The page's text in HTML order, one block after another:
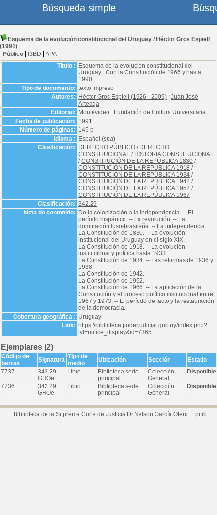
Esquema de la evolución constitucional del Uruguay / Héctor Gros Espiell
(1991)
Público
ISBD
APA
Título :
Esquema de la evolución constitucional del
Uruguay : Con la Constitución de 1966 y hasta
1990
Tipo de documento: texto impreso
Autores:
Héctor Gros Espiell (1926 - 2009) ; Juan José
Arteaga
Editorial:
Montevideo : Fundación de Cultura Universitaria
Fecha de publicación: 1991
Número de páginas: 145 p
Idioma :
Español (spa)
Clasificación:
DERECHO PÚBLICO / DERECHO
CONSTITUCIONAL / HISTORIA CONSTITUCIONAL
/CONSTITUCIÓN DE LA REPÚBLICA 1830 /
CONSTITUCIÓN DE LA REPÚBLICA 1918 /
CONSTITUCIÓN DE LA REPÚBLICA 1934 /
CONSTITUCIÓN DE LA REPÚBLICA 1942 /
CONSTITUCIÓN DE LA REPÚBLICA 1952 /
CONSTITUCIÓN DE LA REPÚBLICA 1967
Clasificación: 342.29
Nota de contenido:
De la colonización a la independencia. -- El
período hispánico. -- La revolución. -- La
dominación luso-brasileña. -- La independencia.
La Constitución de 1830. -- La evolución
institucional del Uruguay en el siglo XIX.
La Constitución de 1918. -- La evolución
institucional y política hasta 1933.
La Constitución de 1934. -- Las reformas de 1936 y
1938.
La Constitución de 1942.
La Constitución de 1952.
La Constitución de 1966. -- La aplicación de la
Constitución y el proceso político institucional entre
1967 y 1973. -- El período de facto y la restauración
de la democracia.
Cobertura geográfica : Uruguay
Link:
https://biblioteca.poderjudicial.gub.uy/index.php?
lvl=notice_display&id=7365
Ejemplares (2)
Código de
barras
Signatura Tipo de
medio
Ubicación Sección
Estado
7737
342.29
GROe
Libro
Biblioteca sede
principal
Colección
General
Disponible
7736
342.29
GROe
Libro
Biblioteca sede
principal
Colección
General
Disponible
Biblioteca de la Suprema Corte de Justicia Dr.Nelson García Otero pmb
Búsqueda simple